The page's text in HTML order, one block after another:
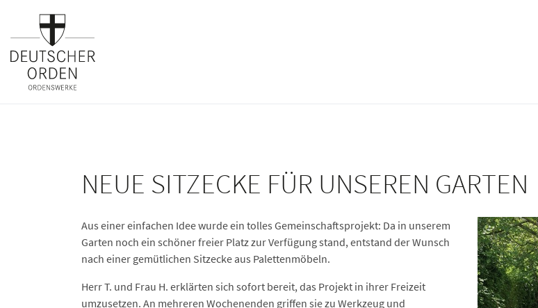
NEUE SITZECKE FÜR UNSEREN GARTEN
Aus einer einfachen Idee wurde ein tolles Gemeinschaftsprojekt: Da in unserem
Garten noch ein schöner freier Platz zur Verfügung stand, entstand der Wunsch
nach einer gemütlichen Sitzecke aus Palettenmöbeln.
Herr T. und Frau H. erklärten sich sofort bereit, das Projekt in ihrer Freizeit
umzusetzen. An mehreren Wochenenden griffen sie zu Werkzeug und